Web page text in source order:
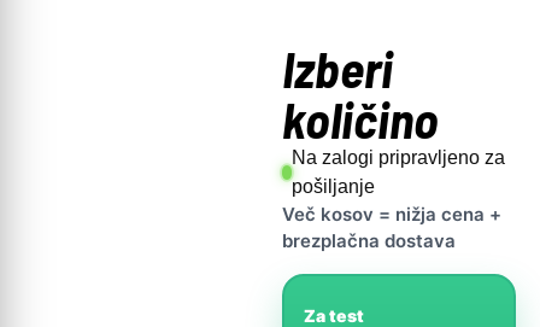
Izberi
količino
Na zalogi pripravljeno za
pošiljanje
Več kosov = nižja cena +
brezplačna dostava
Za test